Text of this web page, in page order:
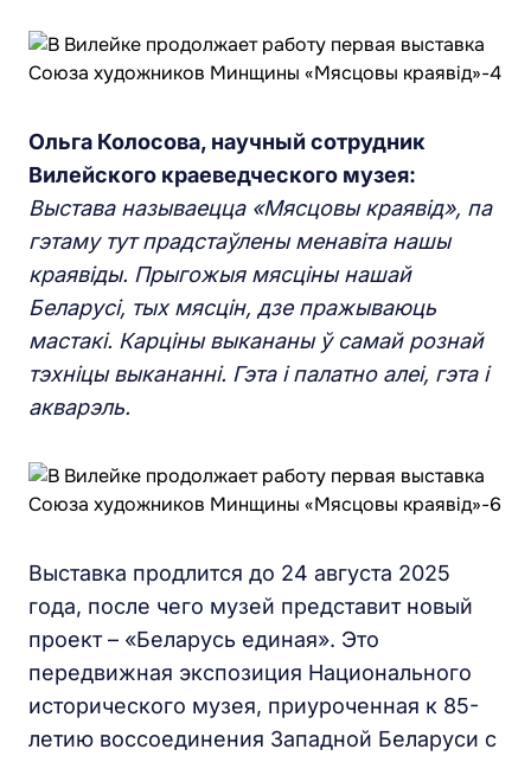
Ольга Колосова, научный сотрудник
Вилейского краеведческого музея:
Выстава называецца «Мясцовы краявід», па
гэтаму тут прадстаўлены менавіта нашы
краявіды. Прыгожыя мясціны нашай
Беларусі, тых мясцін, дзе пражываюць
мастакі. Карціны выкананы ў самай рознай
тэхніцы выкананні. Гэта і палатно алеі, гэта і
акварэль.
Выставка продлится до 24 августа 2025
года, после чего музей представит новый
проект – «Беларусь единая». Это
передвижная экспозиция Национального
исторического музея, приуроченная к 85-
летию воссоединения Западной Беларуси с